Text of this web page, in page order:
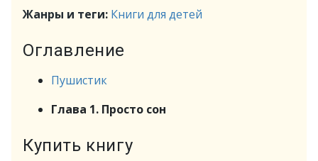
Жанры и теги: Книги для детей
Оглавление
Пушистик
Глава 1. Просто сон
Купить книгу